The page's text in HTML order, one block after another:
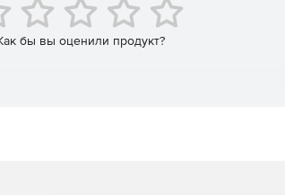
бы вы оценили продукт?